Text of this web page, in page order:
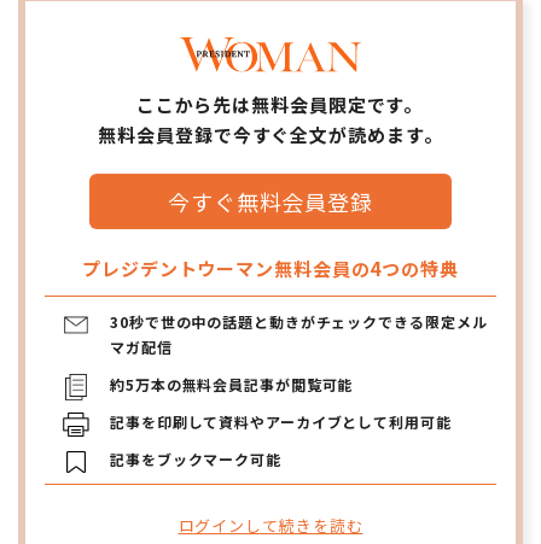
ここから先は無料会員限定です。
無料会員登録で今すぐ全文が読めます。
今すぐ無料会員登録
プレジデントウーマン無料会員の4つの特典
30秒で世の中の話題と動きがチェックできる限定メル
マガ配信
約5万本の無料会員記事が閲覧可能
記事を印刷して資料やアーカイブとして利用可能
記事をブックマーク可能
ログインして続きを読む